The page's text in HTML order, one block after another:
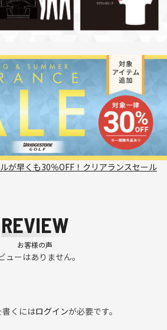
が早くも30％OFF！クリアランスセール
REVIEW
お客様の声
ューはありません。
くにはログインが必要です。